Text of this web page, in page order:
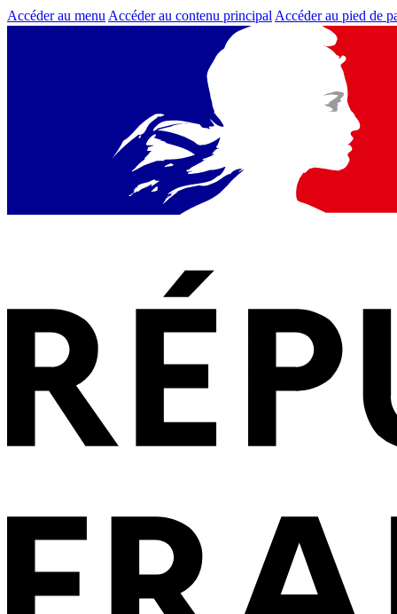
Accéder au menu Accéder au contenu principal Accéder au pied de